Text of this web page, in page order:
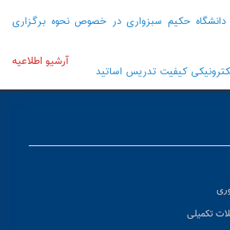
دانشگاه حکیم سبزواری در خصوص نحوه برگزاری
کیفیت تدریس اساتید
آرشیو اطلاعیه
تکمیلی